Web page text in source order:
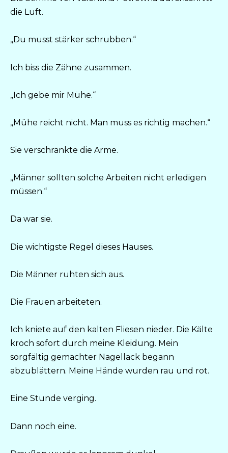
die Luft.
„Du musst stärker schrubben.“
Ich biss die Zähne zusammen.
„Ich gebe mir Mühe.“
„Mühe reicht nicht. Man muss es richtig machen.“
Sie verschränkte die Arme.
„Männer sollten solche Arbeiten nicht erledigen
müssen.“
Da war sie.
Die wichtigste Regel dieses Hauses.
Die Männer ruhten sich aus.
Die Frauen arbeiteten.
Ich kniete auf den kalten Fliesen nieder. Die Kälte
kroch sofort durch meine Kleidung. Mein
sorgfältig gemachter Nagellack begann
abzublättern. Meine Hände wurden rau und rot.
Eine Stunde verging.
Dann noch eine.